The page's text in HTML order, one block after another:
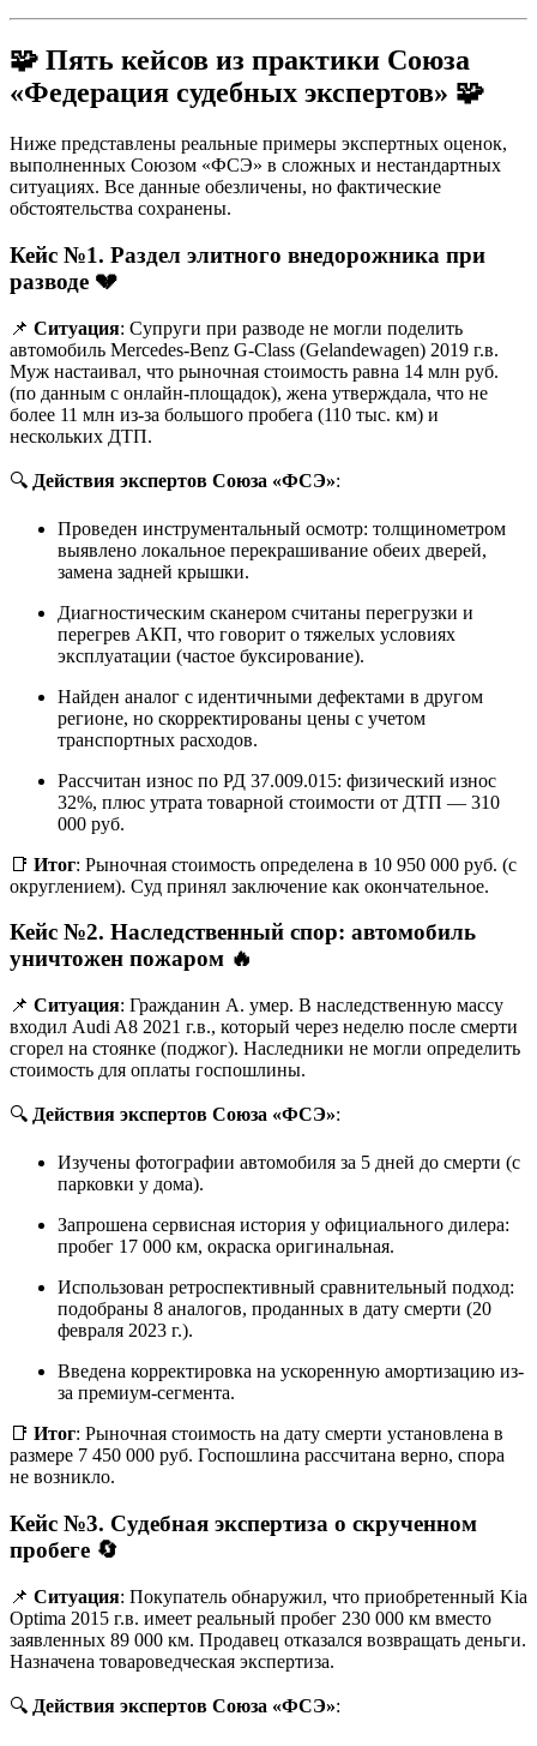
🧩 Пять кейсов из практики Союза
«Федерация судебных экспертов» 🧩
Ниже представлены реальные примеры экспертных оценок,
выполненных Союзом «ФСЭ» в сложных и нестандартных
ситуациях. Все данные обезличены, но фактические
обстоятельства сохранены.
Кейс №1. Раздел элитного внедорожника при
разводе 💔
📌 Ситуация: Супруги при разводе не могли поделить
автомобиль Mercedes-Benz G-Class (Gelandewagen) 2019 г.в.
Муж настаивал, что рыночная стоимость равна 14 млн руб.
(по данным с онлайн-площадок), жена утверждала, что не
более 11 млн из-за большого пробега (110 тыс. км) и
нескольких ДТП.
🔍 Действия экспертов Союза «ФСЭ»:
Проведен инструментальный осмотр: толщинометром
выявлено локальное перекрашивание обеих дверей,
замена задней крышки.
Диагностическим сканером считаны перегрузки и
перегрев АКП, что говорит о тяжелых условиях
эксплуатации (частое буксирование).
Найден аналог с идентичными дефектами в другом
регионе, но скорректированы цены с учетом
транспортных расходов.
Рассчитан износ по РД 37.009.015: физический износ
32%, плюс утрата товарной стоимости от ДТП — 310
000 руб.
📑 Итог: Рыночная стоимость определена в 10 950 000 руб. (с
округлением). Суд принял заключение как окончательное.
Кейс №2. Наследственный спор: автомобиль
уничтожен пожаром 🔥
📌 Ситуация: Гражданин А. умер. В наследственную массу
входил Audi A8 2021 г.в., который через неделю после смерти
сгорел на стоянке (поджог). Наследники не могли определить
стоимость для оплаты госпошлины.
🔍 Действия экспертов Союза «ФСЭ»:
Изучены фотографии автомобиля за 5 дней до смерти (с
парковки у дома).
Запрошена сервисная история у официального дилера:
пробег 17 000 км, окраска оригинальная.
Использован ретроспективный сравнительный подход:
подобраны 8 аналогов, проданных в дату смерти (20
февраля 2023 г.).
Введена корректировка на ускоренную амортизацию из-
за премиум-сегмента.
📑 Итог: Рыночная стоимость на дату смерти установлена в
размере 7 450 000 руб. Госпошлина рассчитана верно, спора
не возникло.
Кейс №3. Судебная экспертиза о скрученном
пробеге 🔄
📌 Ситуация: Покупатель обнаружил, что приобретенный Kia
Optima 2015 г.в. имеет реальный пробег 230 000 км вместо
заявленных 89 000 км. Продавец отказался возвращать деньги.
Назначена товароведческая экспертиза.
🔍 Действия экспертов Союза «ФСЭ»: